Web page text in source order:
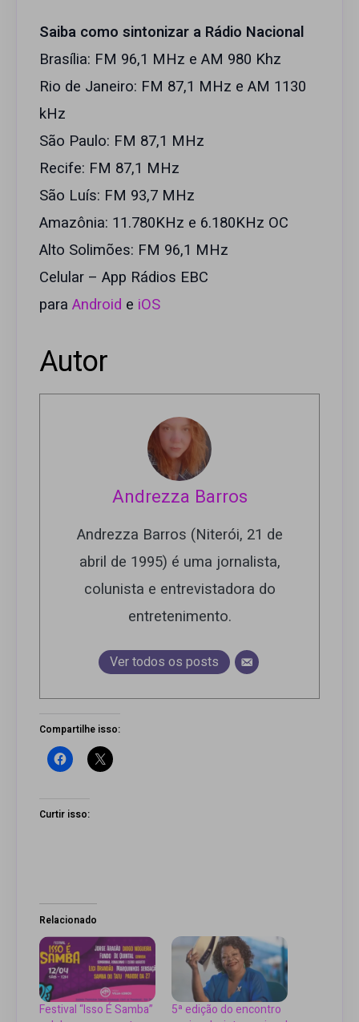
Saiba como sintonizar a Rádio Nacional
Brasília: FM 96,1 MHz e AM 980 Khz
Rio de Janeiro: FM 87,1 MHz e AM 1130
kHz
São Paulo: FM 87,1 MHz
Recife: FM 87,1 MHz
São Luís: FM 93,7 MHz
Amazônia: 11.780KHz e 6.180KHz OC
Alto Solimões: FM 96,1 MHz
Celular – App Rádios EBC
para Android e iOS
Autor
Andrezza Barros
Andrezza Barros (Niterói, 21 de
abril de 1995) é uma jornalista,
colunista e entrevistadora do
entretenimento.
Ver todos os posts
Compartilhe isso:
Curtir isso:
Relacionado
Festival “Isso É Samba”
5ª edição do encontro